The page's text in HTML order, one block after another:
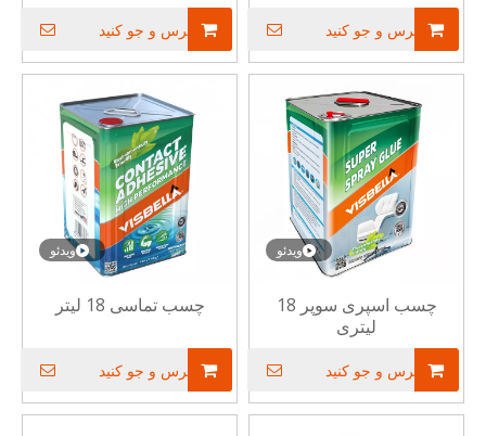
پرس و جو کنید پرس و جو کنید
ویدئو
چسب اسپری سوپر 18
لیتری
پرس و جو کنید
ویدئو
چسب تماسی 18 لیتر
پرس و جو کنید